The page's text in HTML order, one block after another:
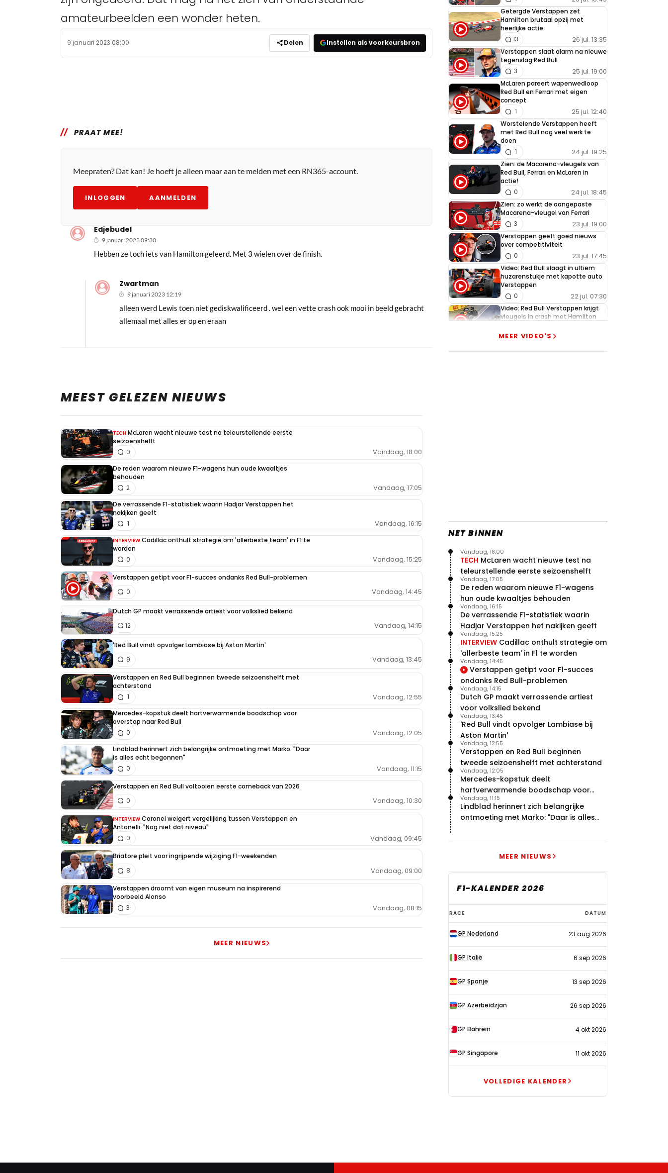
amateurbeelden een wonder heten.
9 januari 2023 08:00 Delen Instellen als voorkeursbron
PRAAT MEE!
Meepraten? Dat kan! Je hoeft je alleen maar aan te melden met een RN365-account.
INLOGGEN AANMELDEN
Edjebudel
9 januari 2023 09:30
Hebben ze toch iets van Hamilton geleerd. Met 3 wielen over de finish.
Zwartman
9 januari 2023 12:19
alleen werd Lewis toen niet gediskwalificeerd . wel een vette crash ook mooi in beeld gebracht
allemaal met alles er op en eraan
Getergde Verstappen zet
Hamilton brutaal opzij met
heerlijke actie
26 jul. 13:35
13
Verstappen slaat alarm na nieuwe
tegenslag Red Bull
25 jul. 19:00
3
McLaren pareert wapenwedloop
Red Bull en Ferrari met eigen
concept
25 jul. 12:40
1
Worstelende Verstappen heeft
met Red Bull nog veel werk te
doen
24 jul. 19:25
1
Zien: de Macarena-vleugels van
Red Bull, Ferrari en McLaren in
actie!
24 jul. 18:45
0
Zien: zo werkt de aangepaste
Macarena-vleugel van Ferrari
23 jul. 19:00
3
Verstappen geeft goed nieuws
over competitiviteit
23 jul. 17:45
0
Video: Red Bull slaagt in ultiem
huzarenstukje met kapotte auto
Verstappen
22 jul. 07:30
0
Video: Red Bull Verstappen krijgt
vleugels in crash met Hamilton
Piastri faalt hopeloos achter het
MEER VIDEO'S
MEEST GELEZEN NIEUWS
TECH McLaren wacht nieuwe test na teleurstellende eerste
seizoenshelft
Vandaag, 18:00
0
De reden waarom nieuwe F1-wagens hun oude kwaaltjes
behouden
Vandaag, 17:05
2
De verrassende F1-statistiek waarin Hadjar Verstappen het
nakijken geeft
Vandaag, 16:15
1
INTERVIEW Cadillac onthult strategie om 'allerbeste team' in F1 te
worden
Vandaag, 15:25
0
Verstappen getipt voor F1-succes ondanks Red Bull-problemen
Vandaag, 14:45
0
Dutch GP maakt verrassende artiest voor volkslied bekend
Vandaag, 14:15
12
'Red Bull vindt opvolger Lambiase bij Aston Martin'
Vandaag, 13:45
9
Verstappen en Red Bull beginnen tweede seizoenshelft met
achterstand
Vandaag, 12:55
1
Mercedes-kopstuk deelt hartverwarmende boodschap voor
overstap naar Red Bull
Vandaag, 12:05
0
Lindblad herinnert zich belangrijke ontmoeting met Marko: "Daar
is alles echt begonnen"
Vandaag, 11:15
0
Verstappen en Red Bull voltooien eerste comeback van 2026
Vandaag, 10:30
0
INTERVIEW Coronel weigert vergelijking tussen Verstappen en
Antonelli: "Nog niet dat niveau"
Vandaag, 09:45
0
Briatore pleit voor ingrijpende wijziging F1-weekenden
Vandaag, 09:00
8
Verstappen droomt van eigen museum na inspirerend
voorbeeld Alonso
Vandaag, 08:15
3
MEER NIEUWS
NET BINNEN
TECH McLaren wacht nieuwe test na
teleurstellende eerste seizoenshelft
Vandaag, 18:00
De reden waarom nieuwe F1-wagens
hun oude kwaaltjes behouden
Vandaag, 17:05
De verrassende F1-statistiek waarin
Hadjar Verstappen het nakijken geeft
Vandaag, 16:15
INTERVIEW Cadillac onthult strategie om
'allerbeste team' in F1 te worden
Vandaag, 15:25
Verstappen getipt voor F1-succes
ondanks Red Bull-problemen
Vandaag, 14:45
Dutch GP maakt verrassende artiest
voor volkslied bekend
Vandaag, 14:15
'Red Bull vindt opvolger Lambiase bij
Aston Martin'
Vandaag, 13:45
Verstappen en Red Bull beginnen
tweede seizoenshelft met achterstand
Vandaag, 12:55
Mercedes-kopstuk deelt
hartverwarmende boodschap voor
overstap naar Red Bull
Vandaag, 12:05
Lindblad herinnert zich belangrijke
ontmoeting met Marko: "Daar is alles
Vandaag, 11:15
MEER NIEUWS
F1-KALENDER 2026
F1-
kalender
2026
RACE DATUM
GP Nederland 23 aug 2026
GP Italië 6 sep 2026
GP Spanje 13 sep 2026
GP Azerbeidzjan 26 sep 2026
GP Bahrein 4 okt 2026
GP Singapore 11 okt 2026
VOLLEDIGE KALENDER